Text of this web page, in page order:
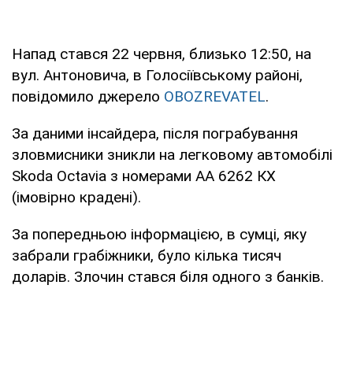
Напад стався 22 червня, близько 12:50, на
вул. Антоновича, в Голосіївському районі,
повідомило джерело OBOZREVATEL.
За даними інсайдера, після пограбування
зловмисники зникли на легковому автомобілі
Skoda Octavia з номерами АА 6262 КХ
(імовірно крадені).
За попередньою інформацією, в сумці, яку
забрали грабіжники, було кілька тисяч
доларів. Злочин стався біля одного з банків.